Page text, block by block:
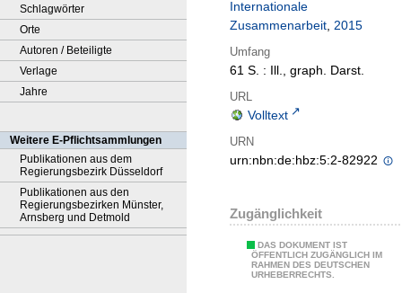
Schlagwörter
Orte
Autoren / Beteiligte
Verlage
Jahre
Weitere E-Pflichtsammlungen
Publikationen aus dem
Regierungsbezirk Düsseldorf
Publikationen aus den
Regierungsbezirken Münster,
Arnsberg und Detmold
Internationale
Zusammenarbeit, 2015
Umfang
61 S. : Ill., graph. Darst.
URL
Volltext
URN
urn:nbn:de:hbz:5:2-82922
Zugänglichkeit
DAS DOKUMENT IST
ÖFFENTLICH ZUGÄNGLICH IM
RAHMEN DES DEUTSCHEN
URHEBERRECHTS.